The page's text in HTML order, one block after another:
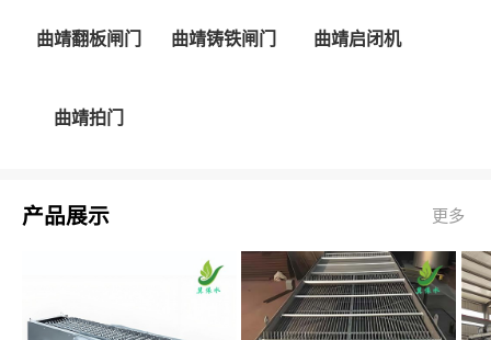
曲靖翻板闸门 曲靖铸铁闸门 曲靖启闭机
曲靖拍门
产品展示 更多